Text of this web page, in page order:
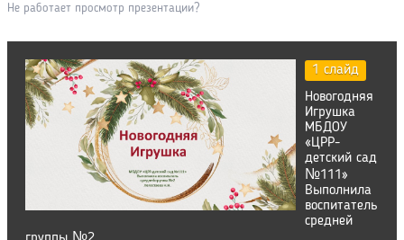
Не работает просмотр презентации?
1 слайд
Новогодняя
Игрушка
МБДОУ
«ЦРР-
детский сад
№111»
Выполнила
воспитатель
средней